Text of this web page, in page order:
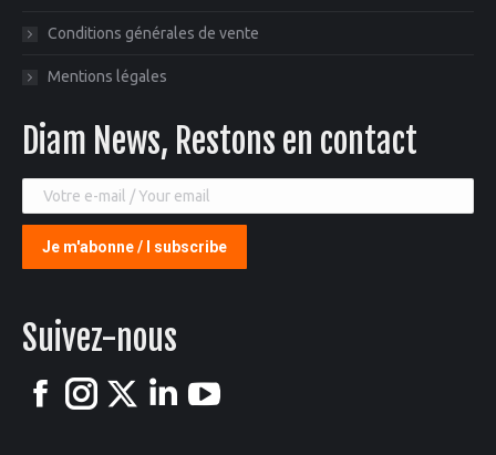
Conditions générales de vente
Mentions légales
Diam News, Restons en contact
Suivez-nous
Facebook
Instagram
X LinkedIn
YouTube